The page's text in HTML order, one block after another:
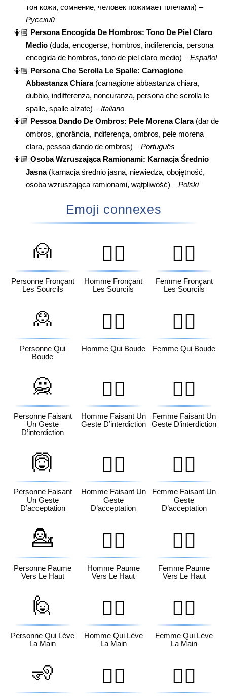
тон кожи, сомнение, человек пожимает плечами) –
Русский
🤷🏼 Persona Encogida De Hombros: Tono De Piel Claro
Medio (duda, encogerse, hombros, indiferencia, persona
encogida de hombros, tono de piel claro medio) –Español
🤷🏼 Persona Che Scrolla Le Spalle: Carnagione
Abbastanza Chiara(carnagione abbastanza chiara,
dubbio, indifferenza, noncuranza, persona che scrolla le
spalle, spalle alzate) –Italiano
🤷🏼 Pessoa Dando De Ombros: Pele Morena Clara(dar de
ombros, ignorância, indiferença, ombros, pele morena
clara, pessoa dando de ombros) –Português
🤷🏼 Osoba Wzruszająca Ramionami: Karnacja Średnio
Jasna(karnacja średnio jasna, niewiedza, obojętność,
osoba wzruszająca ramionami, wątpliwość) –Polski
Emoji connexes
🙍
Personne Fronçant
Les Sourcils
🙍‍♂️
Homme Fronçant
Les Sourcils
🙍‍♀️
Femme Fronçant
Les Sourcils
🙎
Personne Qui
Boude
🙎‍♂️
Homme Qui Boude
🙎‍♀️
Femme Qui Boude
🙅
Personne Faisant
Un Geste
D’interdiction
🙅‍♂️
Homme Faisant Un
Geste D’interdiction
🙅‍♀️
Femme Faisant Un
Geste D’interdiction
🙆
Personne Faisant
Un Geste
D’acceptation
🙆‍♂️
Homme Faisant Un
Geste
D’acceptation
🙆‍♀️
Femme Faisant Un
Geste
D’acceptation
💁
Personne Paume
Vers Le Haut
💁‍♂️
Homme Paume
Vers Le Haut
💁‍♀️
Femme Paume
Vers Le Haut
🙋
Personne Qui Lève
La Main
🙋‍♂️
Homme Qui Lève
La Main
🙋‍♀️
Femme Qui Lève
La Main
🧏 🧏‍♂️ 🧏‍♀️